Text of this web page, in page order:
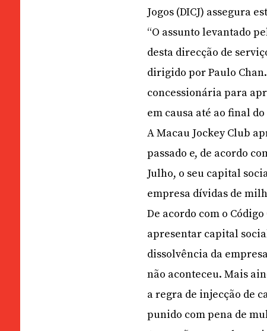
Jogos (DICJ) assegura
“O assunto levantado
desta direcção de
dirigido por Paulo
concessionária para
em causa até ao final do
A Macau Jockey Club
passado e, de acordo
Julho, o seu capital
empresa dívidas de
De acordo com o
apresentar capital
dissolvência da
não aconteceu. Mais
a regra de injecção de
punido com pena de